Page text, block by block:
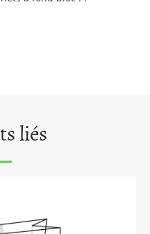
liés